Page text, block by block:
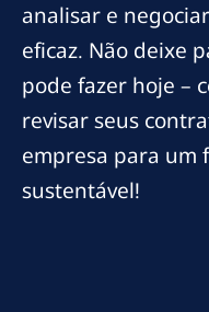
analisar e
eficaz. Não deixe
pode fazer hoje –
revisar seus
empresa para um
sustentável!